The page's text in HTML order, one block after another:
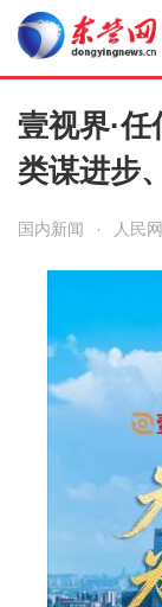
壹视界·
类谋进步
国内新闻 · 人民网